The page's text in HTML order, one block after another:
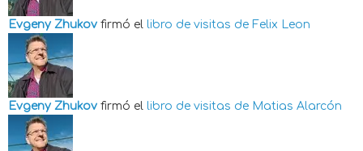
Evgeny Zhukov firmó el libro de visitas de Felix Leon
Evgeny Zhukov firmó el libro de visitas de Matias Alarcón